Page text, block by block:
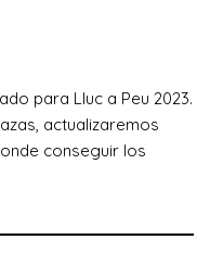
para Lluc a Peu 2023.
actualizaremos
conseguir los